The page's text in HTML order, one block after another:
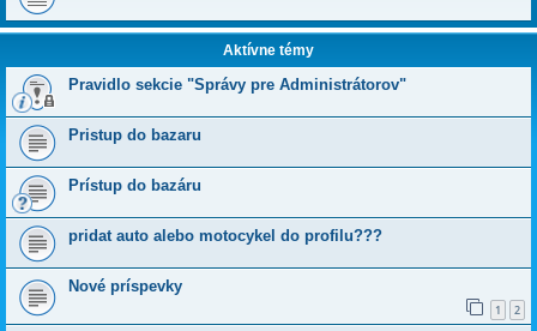
Aktívne témy
Pravidlo sekcie "Správy pre Administrátorov"
Pristup do bazaru
Prístup do bazáru
pridat auto alebo motocykel do profilu???
Nové príspevky
1 2